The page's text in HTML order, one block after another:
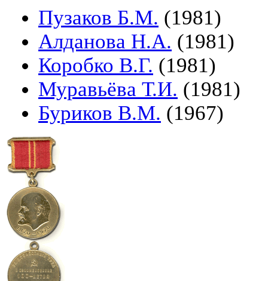
Пузаков Б.М. (1981)
Алданова Н.А. (1981)
Коробко В.Г. (1981)
Муравьёва Т.И. (1981)
Буриков В.М. (1967)